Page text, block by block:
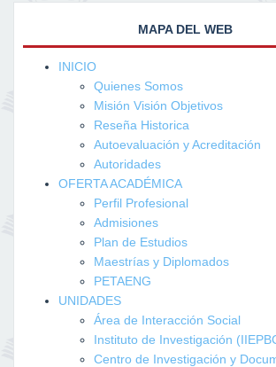
MAPA DEL WEB
INICIO
Quienes Somos
Misión Visión Objetivos
Reseña Historica
Autoevaluación y Acreditación
Autoridades
OFERTA ACADÉMICA
Perfil Profesional
Admisiones
Plan de Estudios
Maestrías y Diplomados
PETAENG
UNIDADES
Área de Interacción Social
Instituto de Investigación
Centro de Investigación y